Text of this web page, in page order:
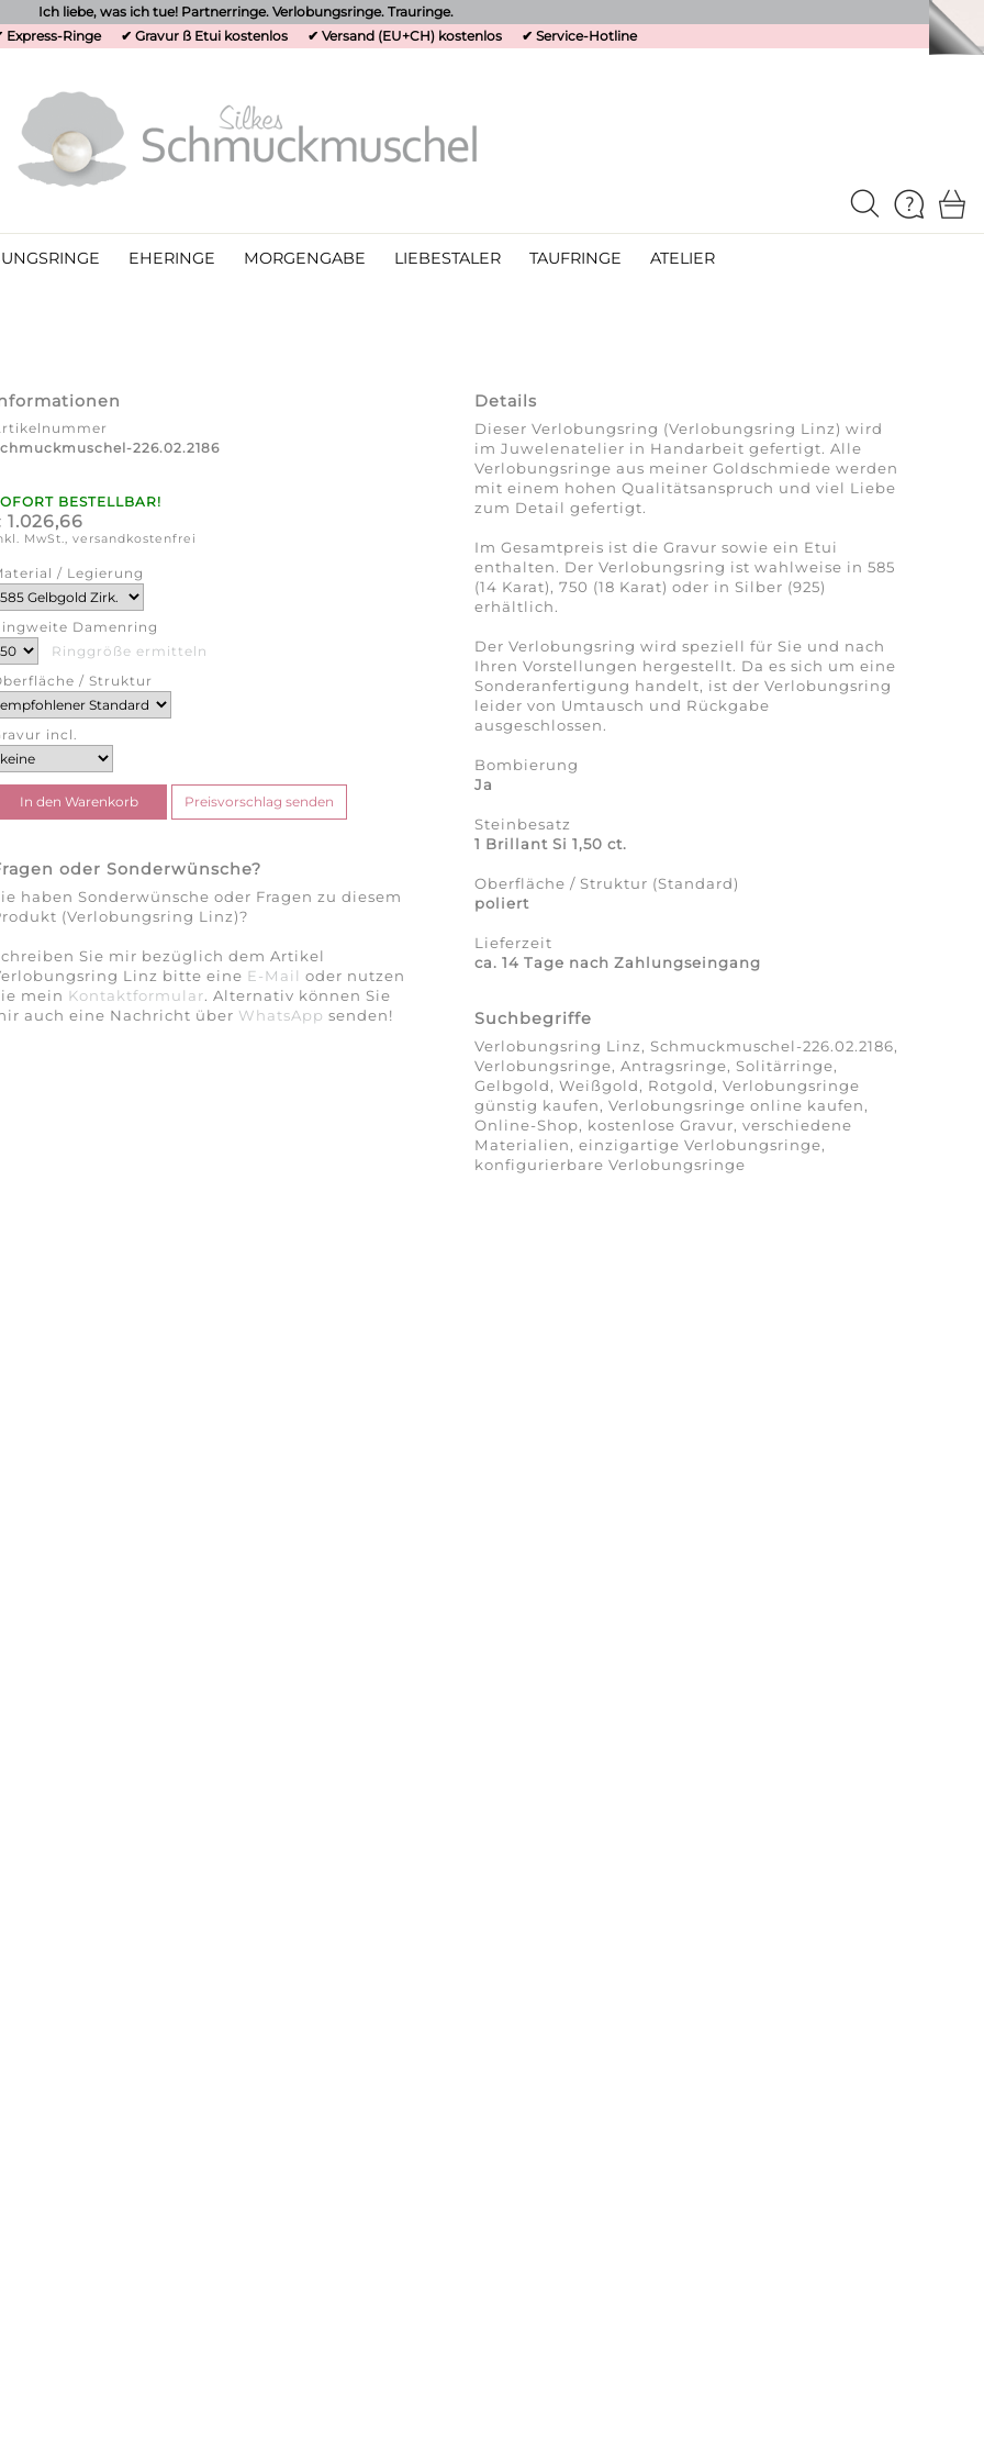
Ich liebe, was ich tue! Partnerringe. Verlobungsringe. Trauringe.
Express-Ringe
✔ Gravur ß Etui kostenlos ✔ Versand (EU+CH) kostenlos ✔ Service-Hotline
EHERINGE MORGENGABE LIEBESTALER TAUFRINGE ATELIER
226.02.2186
BESTELLBAR!
1.026,66
MwSt., versandkostenfrei
/ Legierung
Damenring
Ringgröße ermitteln
/ Struktur
incl.
oder Sonderwünsche?
haben Sonderwünsche oder Fragen zu diesem
(Verlobungsring Linz)?
Sie mir bezüglich dem Artikel
Linz bitte eine E-Mail oder nutzen
mein Kontaktformular. Alternativ können Sie
auch eine Nachricht über WhatsApp senden!
Details
Dieser Verlobungsring (Verlobungsring Linz) wird
im Juwelenatelier in Handarbeit gefertigt. Alle
Verlobungsringe aus meiner Goldschmiede werden
mit einem hohen Qualitäts­anspruch und viel Liebe
zum Detail gefertigt.
Im Gesamtpreis ist die Gravur sowie ein Etui
enthalten. Der Verlobungsring ist wahlweise in 585
(14 Karat), 750 (18 Karat) oder in Silber (925)
erhältlich.
Der Verlobungsring wird speziell für Sie und nach
Ihren Vorstellungen hergestellt. Da es sich um eine
Sonderanfertigung handelt, ist der Verlobungsring
leider von Umtausch und Rückgabe
ausgeschlossen.
Bombierung
Ja
Steinbesatz
1 Brillant Si 1,50 ct.
Oberfläche / Struktur (Standard)
poliert
Lieferzeit
ca. 14 Tage nach Zahlungseingang
Suchbegriffe
Verlobungsring Linz, Schmuckmuschel-226.02.2186,
Verlobungsringe, Antragsringe, Solitärringe,
Gelbgold, Weißgold, Rotgold, Verlobungsringe
günstig kaufen, Verlobungsringe online kaufen,
Online-Shop, kostenlose Gravur, verschiedene
Materialien, einzigartige Verlobungsringe,
konfigurierbare Verlobungsringe